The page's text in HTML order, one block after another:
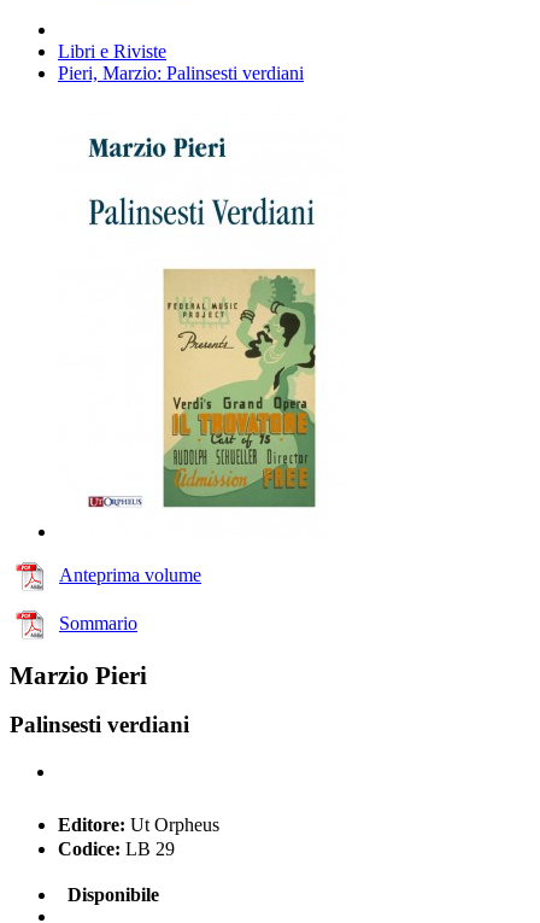
Libri e Riviste
Pieri, Marzio: Palinsesti verdiani
Anteprima volume
Sommario
Marzio Pieri
Palinsesti verdiani
Editore: Ut Orpheus
Codice: LB 29
Disponibile